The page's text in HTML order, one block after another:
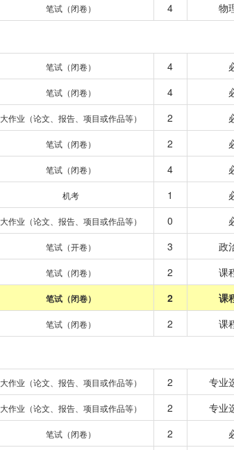
笔试（闭卷） 4 物
笔试（闭卷） 4
笔试（闭卷） 4
大作业（论文、报告、项目或作品等） 2
笔试（闭卷） 2
笔试（闭卷） 4
机考 1
大作业（论文、报告、项目或作品等） 0
笔试（开卷） 3
政
笔试（闭卷） 2
课
笔试（闭卷） 2
课
笔试（闭卷） 2 课
大作业（论文、报告、项目或作品等） 2
专业
大作业（论文、报告、项目或作品等） 2
专业
笔试（闭卷） 2